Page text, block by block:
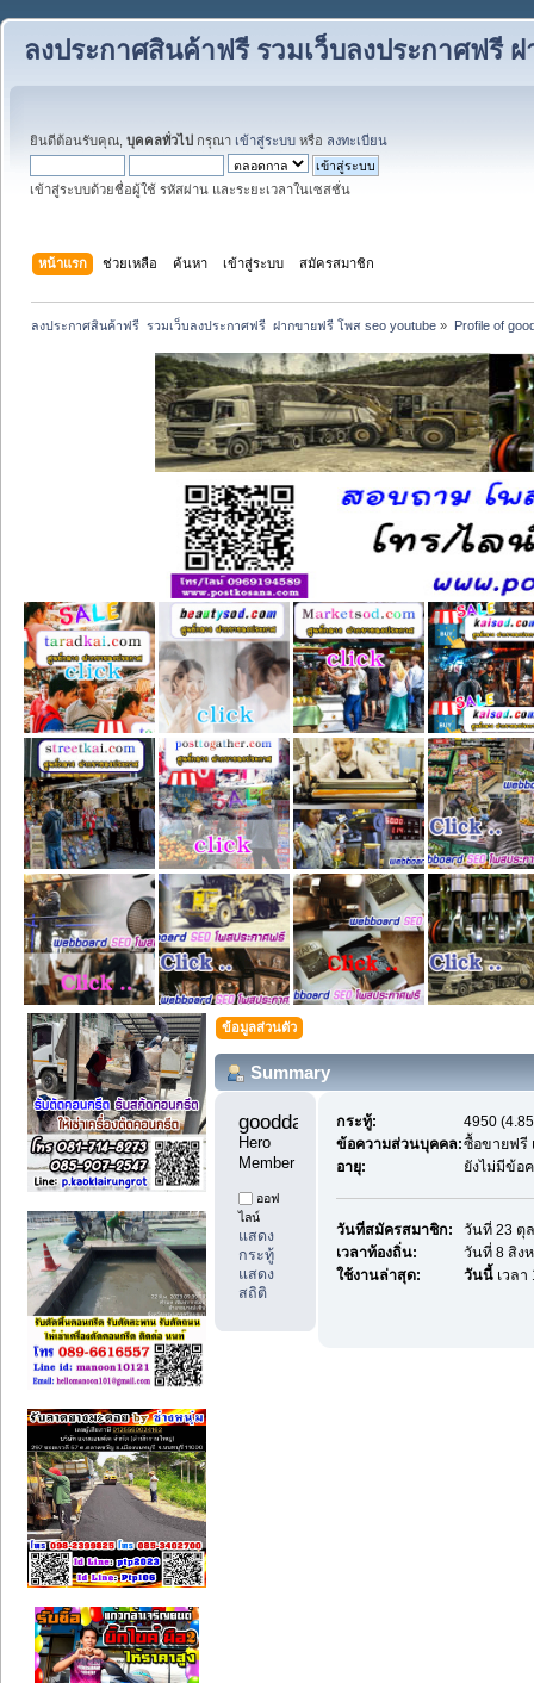
ลงประกาศสินค้าฟรี รวมเว็บลงประกาศฟรี
ยินดีต้อนรับคุณ, บุคคลทั่วไป กรุณา เข้าสู่ระบบ หรือ ลงทะเบียน
เข้าสู่ระบบด้วยชื่อผู้ใช้ รหัสผ่าน และระยะเวลาในเซสชั่น
หน้าแรก ช่วยเหลือ ค้นหา เข้าสู่ระบบ สมัครสมาชิก
ลงประกาศสินค้าฟรี  รวมเว็บลงประกาศฟรี  ฝากขายฟรี โพส seo youtube » Profile of
ข้อมูลส่วนตัว
Summary
Hero
Member
ออฟ
ไลน์
แสดง
กระทู้
แสดง
สถิติ
กระทู้:
4950
ข้อความส่วนบุคคล:ซื้อขายฟรี
อายุ:
ยังไม่มีข้อ
วันที่สมัครสมาชิก:
วันที่ 23 ตุ
เวลาท้องถิ่น:
วันที่ 8 สิง
ใช้งานล่าสุด:
วันนี้ เวลา